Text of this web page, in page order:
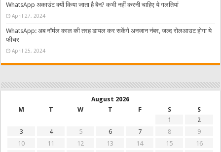
WhatsApp अकाउंट क्यों किया जाता है बैन? कभी नहीं करनी चाहिए ये गलतियां
April 27, 2024
WhatsApp: अब नॉर्मल काल की तरह डायल कर सकेंगे अनजान नंबर, जल्द रोलआउट होगा ये
फीचर
April 25, 2024
August 2026
M
T W T F S
S
1
2
3
4 5 6 7 8
9
10
11 12 13 14 15
16